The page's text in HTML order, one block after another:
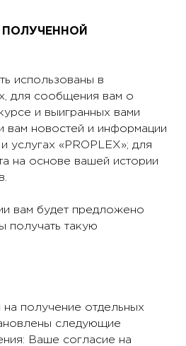
использованы в
для сообщения вам о
и выигранных вами
вам новостей и информации
услугах «PROPLEX»; для
на основе вашей истории
вам будет предложено
получать такую
на получение отдельных
следующие
Ваше согласие на